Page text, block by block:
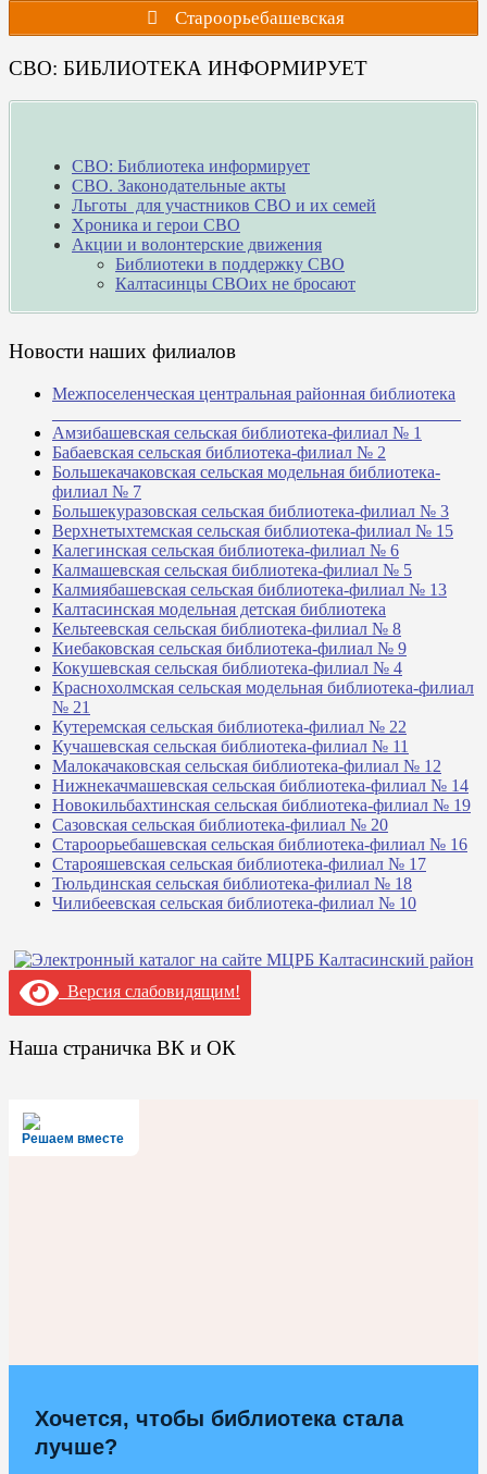
Староорьебашевская
СВО: БИБЛИОТЕКА ИНФОРМИРУЕТ
СВО: Библиотека информирует
СВО. Законодательные акты
Льготы для участников СВО и их семей
Хроника и герои СВО
Акции и волонтерские движения
Библиотеки в поддержку СВО
Калтасинцы СВОих не бросают
Новости наших филиалов
Межпоселенческая центральная районная библиотека
Амзибашевская сельская библиотека-филиал № 1
Бабаевская сельская библиотека-филиал № 2
Большекачаковская сельская модельная библиотека-
филиал № 7
Большекуразовская сельская библиотека-филиал № 3
Верхнетыхтемская сельская библиотека-филиал № 15
Калегинская сельская библиотека-филиал № 6
Калмашевская сельская библиотека-филиал № 5
Калмиябашевская сельская библиотека-филиал № 13
Калтасинская модельная детская библиотека
Кельтеевская сельская библиотека-филиал № 8
Киебаковская сельская библиотека-филиал № 9
Кокушевская сельская библиотека-филиал № 4
Краснохолмская сельская модельная библиотека-филиал
№ 21
Кутеремская сельская библиотека-филиал № 22
Кучашевская сельская библиотека-филиал № 11
Малокачаковская сельская библиотека-филиал № 12
Нижнекачмашевская сельская библиотека-филиал № 14
Новокильбахтинская сельская библиотека-филиал № 19
Сазовская сельская библиотека-филиал № 20
Староорьебашевская сельская библиотека-филиал № 16
Старояшевская сельская библиотека-филиал № 17
Тюльдинская сельская библиотека-филиал № 18
Чилибеевская сельская библиотека-филиал № 10
Версия слабовидящим!
Наша страничка ВК и ОК
Решаем вместе
Хочется, чтобы библиотека стала
лучше?